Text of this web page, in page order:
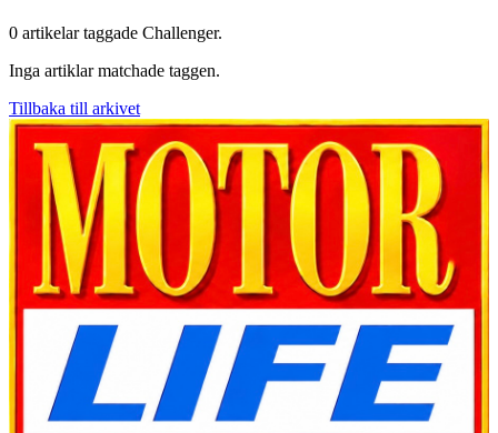
0 artikelartaggade Challenger.
Inga artiklar matchade taggen.
Tillbaka till arkivet